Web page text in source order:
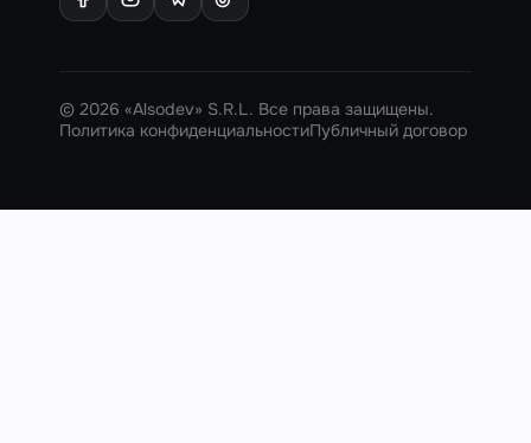
© 2026 «Alsodev» S.R.L. Все права защищены.
Политика конфиденциальностиПубличный договор